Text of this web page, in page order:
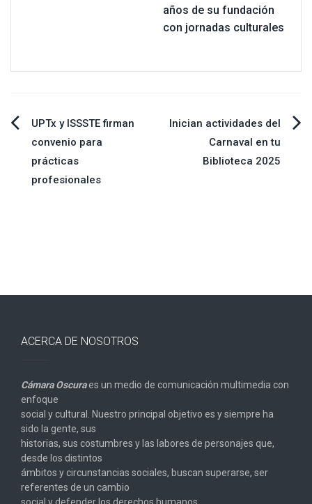
años de su fundación
con jornadas culturales
Navegación
de
entradas
UPTx y ISSSTE firman
convenio para
prácticas
profesionales
Inician actividades del
Carnaval en tu
Biblioteca 2025
ACERCA DE NOSOTROS
Cámara Oscuraes un medio de comunicación multimedia con
enfoque
social y cultural. Nuestro principal objetivo es y siempre ha
sido la gente, sus
historias, sus costumbres y las labores de personajes que,
desde los distintos
ámbitos y circunstancias sociales, buscan superarse, ser
referentes de un cambio
social y defender los derechos humanos.